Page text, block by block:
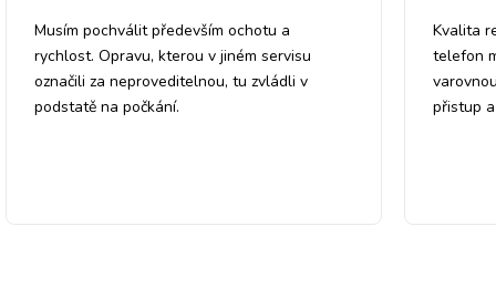
Musím pochválit především ochotu a
rychlost. Opravu, kterou v jiném servisu
označili za neproveditelnou, tu zvládli v
podstatě na počkání.
Kvalita
telefon
přistup